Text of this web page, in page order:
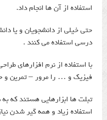
استفاده از آن ها انجام داد.
حتی خیلی از دانشجویان و یا
درسی استفاده می کنند .
با استفاده از نرم افزارهای
فیزیک و … را مرور – تمرین و
تبلت ها ابزارهایی هستند که به
استفاده زیاد و همه گیر شدن